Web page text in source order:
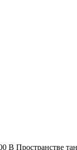
В Пространстве